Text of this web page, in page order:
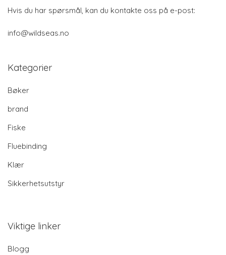
Hvis du har spørsmål, kan du kontakte oss på e-post:
info@wildseas.no
Kategorier
Bøker
brand
Fiske
Fluebinding
Klær
Sikkerhetsutstyr
Viktige linker
Blogg